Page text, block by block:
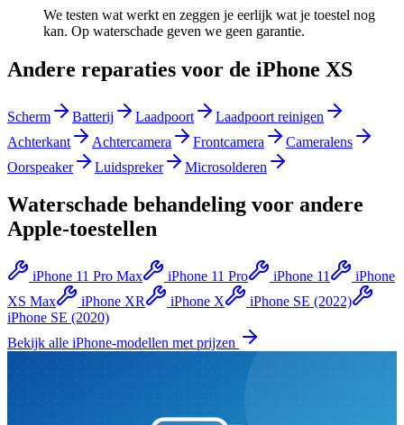
We testen wat werkt en zeggen je eerlijk wat je toestel nog
kan. Op waterschade geven we geen garantie.
Andere reparaties voor de iPhone XS
Scherm Batterij Laadpoort
Laadpoort reinigen
Achterkant
Achtercamera Frontcamera
Cameralens
Oorspeaker
Luidspreker Microsolderen
Waterschade behandeling voor andere
Apple-toestellen
iPhone 11 Pro Max iPhone 11 Pro iPhone 11
iPhone
XS Max
iPhone XR iPhone X
iPhone SE (2022)
iPhone SE (2020)
Bekijk alle iPhone-modellen met prijzen